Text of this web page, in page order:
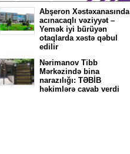
Abşeron Xəstəxanasında
acınacaqlı vəziyyət –
Yemək iyi bürüyən
otaqlarda xəstə qəbul
edilir
Nərimanov Tibb
Mərkəzində bina
narazılığı: TƏBİB
həkimlərə cavab verdi